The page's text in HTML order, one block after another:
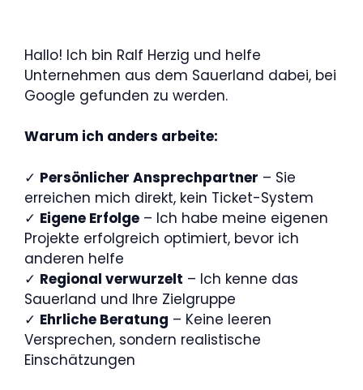
Hallo! Ich bin Ralf Herzig und helfe
Unternehmen aus dem Sauerland dabei, bei
Google gefunden zu werden.
Warum ich anders arbeite:
✓ Persönlicher Ansprechpartner – Sie
erreichen mich direkt, kein Ticket-System
✓ Eigene Erfolge – Ich habe meine eigenen
Projekte erfolgreich optimiert, bevor ich
anderen helfe
✓ Regional verwurzelt – Ich kenne das
Sauerland und Ihre Zielgruppe
✓ Ehrliche Beratung – Keine leeren
Versprechen, sondern realistische
Einschätzungen